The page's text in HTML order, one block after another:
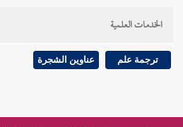
الخدمات العلمية
ترجمة علم عناوين الشجرة